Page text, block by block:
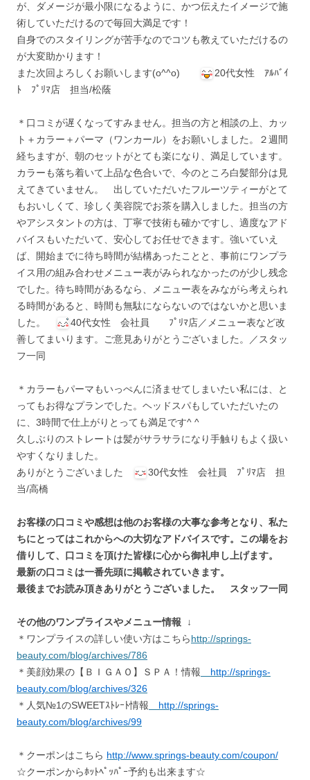
が、ダメージが最小限になるように、かつ伝えたイメージで施
術していただけるので毎回大満足です！
自身でのスタイリングが苦手なのでコツも教えていただけるの
が大変助かります！
また次回よろしくお願いします(o^^o)
20代女性 ｱﾙﾊﾞｲ
ﾄ ﾌﾟﾘﾏ店 担当/松蔭
＊口コミが遅くなってすみません。担当の方と相談の上、カッ
ト＋カラー＋パーマ（ワンカール）をお願いしました。２週間
経ちますが、朝のセットがとても楽になり、満足しています。
カラーも落ち着いて上品な色合いで、今のところ白髪部分は見
えてきていません。 出していただいたフルーツティーがとて
もおいしくて、珍しく美容院でお茶を購入しました。担当の方
やアシスタントの方は、丁寧で技術も確かですし、適度なアド
バイスもいただいて、安心してお任せできます。強いていえ
ば、開始までに待ち時間が結構あったことと、事前にワンプラ
イス用の組み合わせメニュー表がみられなかったのが少し残念
でした。待ち時間があるなら、メニュー表をみながら考えられ
る時間があると、時間も無駄にならないのではないかと思いま
した。
40代女性 会社員 ﾌﾟﾘﾏ店／メニュー表など改
善してまいります。ご意見ありがとうございました。／スタッ
フ一同
＊カラーもパーマもいっぺんに済ませてしまいたい私には、と
ってもお得なプランでした。ヘッドスパもしていただいたの
に、3時間で仕上がりとっても満足です^ ^
久しぶりのストレートは髪がサラサラになり手触りもよく扱い
やすくなりました。
ありがとうございました
30代女性 会社員 ﾌﾟﾘﾏ店 担
当/高橋
お客様の口コミや感想は他のお客様の大事な参考となり、私た
ちにとってはこれからへの大切なアドバイスです。この場をお
借りして、口コミを頂けた皆様に心から御礼申し上げます。
最新の口コミは一番先頭に掲載されていきます。
最後までお読み頂きありがとうございました。 スタッフ一同
その他のワンプライスやメニュー情報 ↓
＊ワンプライスの詳しい使い方はこちらhttp://springs-
beauty.com/blog/archives/786
＊美顔効果の【ＢＩＧＡＯ】ＳＰＡ！情報 http://springs-
beauty.com/blog/archives/326
＊人気№1のSWEETｽﾄﾚｰﾄ情報 http://springs-
beauty.com/blog/archives/99
＊クーポンはこちら http://www.springs-beauty.com/coupon/
☆クーポンからﾎｯﾄﾍﾟｯﾊﾟｰ予約も出来ます☆